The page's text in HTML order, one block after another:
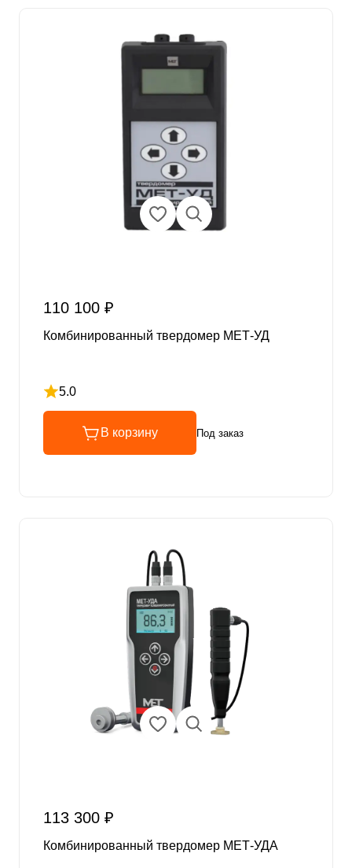
110 100 ₽
Комбинированный твердомер МЕТ-УД
5.0
Рейтинг 5 из 5
В корзину Под заказ
113 300 ₽
Комбинированный твердомер МЕТ-УДА